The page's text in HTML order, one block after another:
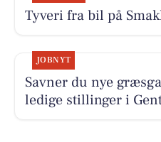
Tyveri fra bil på
JOBNYT
Savner du nye
ledige stillinger i